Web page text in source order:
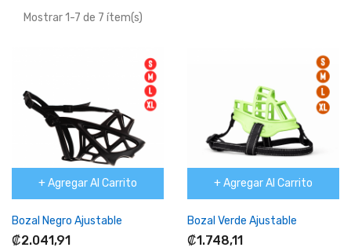
Mostrar 1-7 de 7 ítem(s)
+ Agregar Al Carrito
Bozal Negro Ajustable
₡2.041,91
+ Agregar Al Carrito
Bozal Verde Ajustable
₡1.748,11